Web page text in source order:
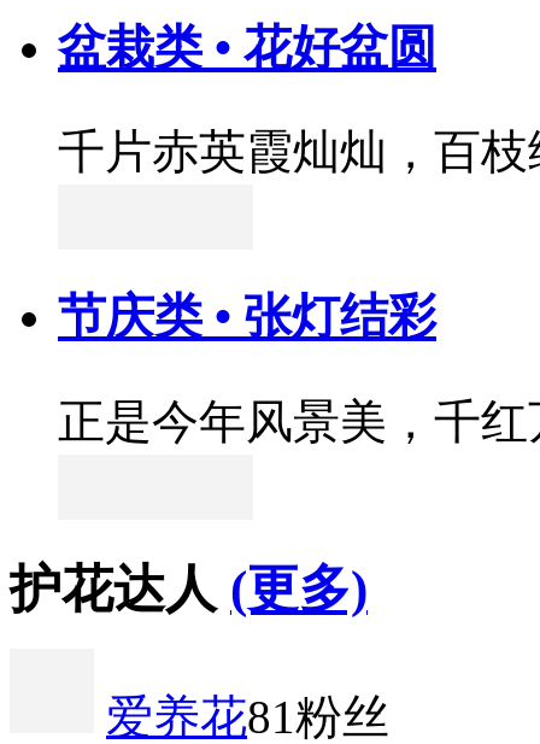
盆栽类 • 花好盆圆
千片赤英霞灿灿，百
节庆类 • 张灯结彩
正是今年风景美，千
护花达人 (更多)
爱养花81粉丝